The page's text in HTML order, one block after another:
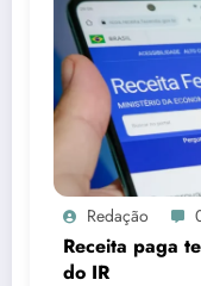
Redação
Receita paga
do IR